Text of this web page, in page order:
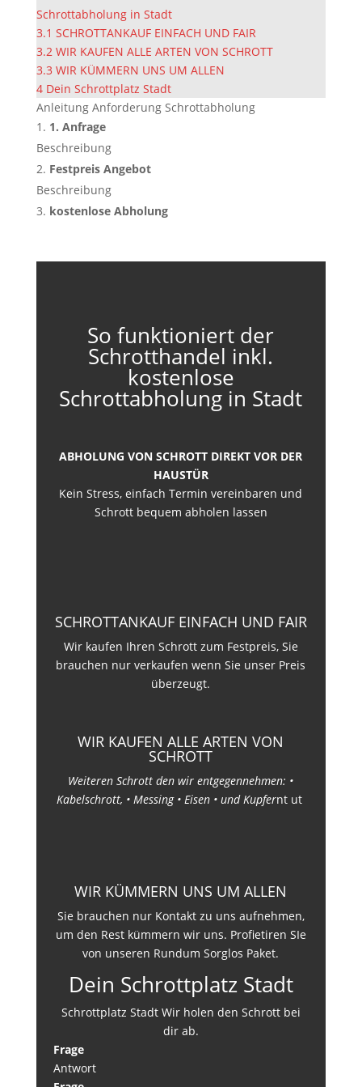
Schrottabholung in Stadt
3.1 SCHROTTANKAUF EINFACH UND FAIR
3.2 WIR KAUFEN ALLE ARTEN VON SCHROTT
3.3 WIR KÜMMERN UNS UM ALLEN
4 Dein Schrottplatz Stadt
Anleitung Anforderung Schrottabholung
1. Anfrage
Beschreibung
Festpreis Angebot
Beschreibung
kostenlose Abholung
So funktioniert der
Schrotthandel inkl.
kostenlose
Schrottabholung in Stadt
ABHOLUNG VON SCHROTT DIREKT VOR DER
HAUSTÜR
Kein Stress, einfach Termin vereinbaren und
Schrott bequem abholen lassen
SCHROTTANKAUF EINFACH UND FAIR
Wir kaufen Ihren Schrott zum Festpreis, Sie
brauchen nur verkaufen wenn Sie unser Preis
überzeugt.
WIR KAUFEN ALLE ARTEN VON
SCHROTT
Weiteren Schrott den wir entgegennehmen: •
Kabelschrott, • Messing • Eisen • und Kupfernt ut
WIR KÜMMERN UNS UM ALLEN
Sie brauchen nur Kontakt zu uns aufnehmen,
um den Rest kümmern wir uns. Profietiren SIe
von unseren Rundum Sorglos Paket.
Dein Schrottplatz Stadt
Schrottplatz Stadt Wir holen den Schrott bei
dir ab.
Frage
Antwort